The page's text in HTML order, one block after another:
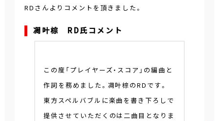
RDさんよりコメントを頂きました。
凋叶棕 RD氏コメント
この度「プレイヤーズ・スコア」の編曲と
作詞を務めました。凋叶棕のRDです。
東方スペルバブルに楽曲を書き下ろしで
提供させていただくのは二曲目となりま